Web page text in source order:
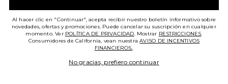
Al hacer clic en "Continuar", acepta recibir nuestro boletín informativo sobre
novedades, ofertas y promociones. Puede cancelar su suscripción en cualquier
momento. Ver POLÍTICA DE PRIVACIDAD. Mostrar RESTRICCIONES.
Consumidores de California, vean nuestraAVISO DE INCENTIVOS
FINANCIEROS..
No gracias, prefiero continuar